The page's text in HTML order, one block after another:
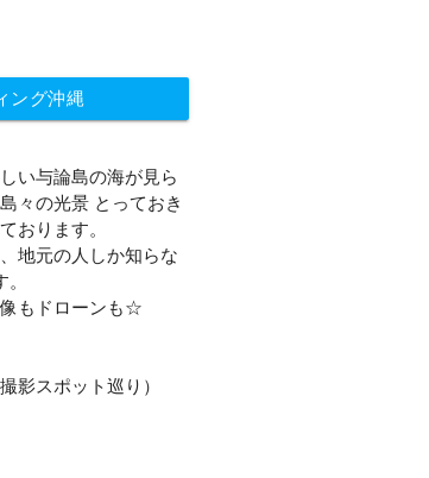
ング沖縄
い与論島の海が見ら
々の光景 とっておき
おります。
地元の人しか知らな
もドローンも☆
影スポット巡り）